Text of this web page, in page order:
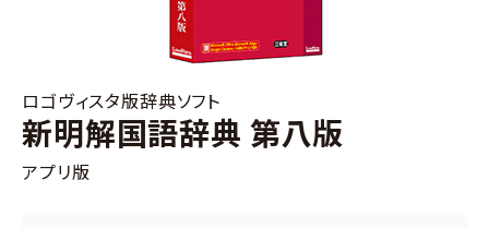
ロゴヴィスタ版辞典ソフト
新明解国語辞典 第八版
アプリ版